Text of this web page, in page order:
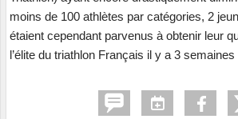
moins de 100 athlètes par catégories, 2
étaient cependant parvenus à obtenir leur
l’élite du triathlon Français il y a 3